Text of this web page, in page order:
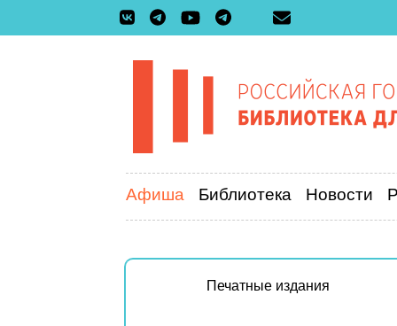
Афиша Библиотека Новости
Печатные издания